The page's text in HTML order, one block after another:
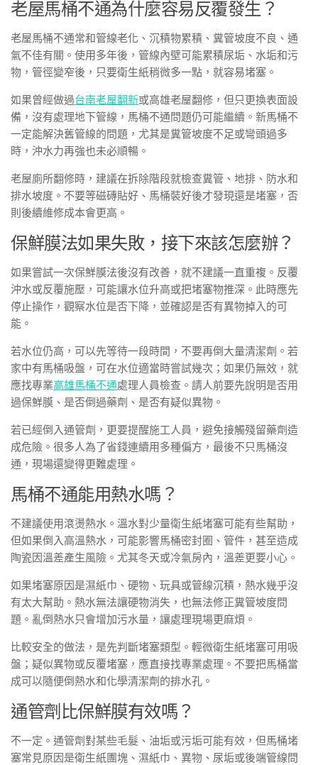
老屋馬桶不通為什麼容易反覆發生？
老屋馬桶不通常和管線老化、沉積物累積、糞管坡度不良、通
氣不佳有關。使用多年後，管線內壁可能累積尿垢、水垢和污
物，管徑變窄後，只要衛生紙稍微多一點，就容易堵塞。
如果曾經做過台南老屋翻新或高雄老屋翻修，但只更換表面設
備，沒有處理地下管線，馬桶不通問題仍可能繼續。新馬桶不
一定能解決舊管線的問題，尤其是糞管坡度不足或彎頭過多
時，沖水力再強也未必順暢。
老屋廁所翻修時，建議在拆除階段就檢查糞管、地排、防水和
排水坡度。不要等磁磚貼好、馬桶裝好後才發現還是堵塞，否
則後續維修成本會更高。
保鮮膜法如果失敗，接下來該怎麼辦？
如果嘗試一次保鮮膜法後沒有改善，就不建議一直重複。反覆
沖水或反覆施壓，可能讓水位升高或把堵塞物推深。此時應先
停止操作，觀察水位是否下降，並確認是否有異物掉入的可
能。
若水位仍高，可以先等待一段時間，不要再倒大量清潔劑。若
家中有馬桶吸盤，可在水位適當時嘗試幾次；如果仍無效，就
應找專業高雄馬桶不通處理人員檢查。請人前要先說明是否用
過保鮮膜、是否倒過藥劑、是否有疑似異物。
若已經倒入通管劑，更要提醒施工人員，避免接觸殘留藥劑造
成危險。很多人為了省錢連續用多種偏方，最後不只馬桶沒
通，現場還變得更難處理。
馬桶不通能用熱水嗎？
不建議使用滾燙熱水。溫水對少量衛生紙堵塞可能有些幫助，
但如果倒入高溫熱水，可能影響馬桶密封圈、管件，甚至造成
陶瓷因溫差產生風險。尤其冬天或冷氣房內，溫差更要小心。
如果堵塞原因是濕紙巾、硬物、玩具或管線沉積，熱水幾乎沒
有太大幫助。熱水無法讓硬物消失，也無法修正糞管坡度問
題。亂倒熱水只會增加污水量，讓處理現場更麻煩。
比較安全的做法，是先判斷堵塞類型。輕微衛生紙堵塞可用吸
盤；疑似異物或反覆堵塞，應直接找專業處理。不要把馬桶當
成可以隨便倒熱水和化學清潔劑的排水孔。
通管劑比保鮮膜有效嗎？
不一定。通管劑對某些毛髮、油垢或污垢可能有效，但馬桶堵
塞常見原因是衛生紙團塊、濕紙巾、異物、尿垢或後端管線問